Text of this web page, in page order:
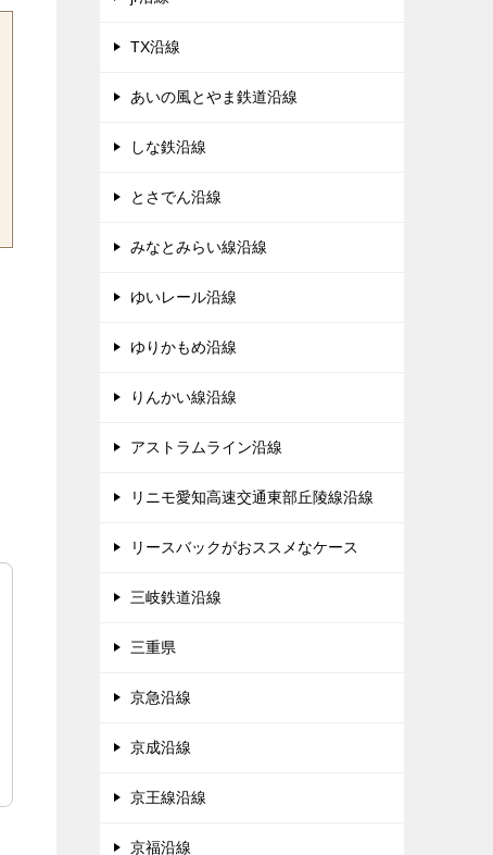
TX沿線
あいの風とやま鉄道沿線
しな鉄沿線
とさでん沿線
みなとみらい線沿線
ゆいレール沿線
ゆりかもめ沿線
りんかい線沿線
アストラムライン沿線
リニモ愛知高速交通東部丘陵線沿線
リースバックがおススメなケース
三岐鉄道沿線
三重県
京急沿線
京成沿線
京王線沿線
京福沿線